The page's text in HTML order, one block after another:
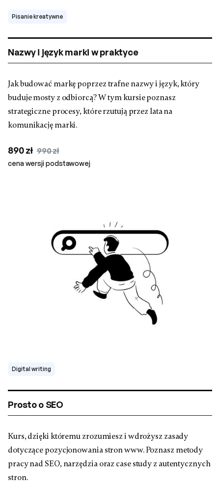
Pisanie kreatywne
Nazwy i język marki w praktyce
Jak budować markę poprzez trafne nazwy i język, który
buduje mosty z odbiorcą? W tym kursie poznasz
strategiczne procesy, które rzutują przez lata na
komunikację marki.
890 zł 990 zł
cena wersji podstawowej
Digital writing
Prosto o SEO
Kurs, dzięki któremu zrozumiesz i wdrożysz zasady
dotyczące pozycjonowania stron www. Poznasz metody
pracy nad SEO, narzędzia oraz case study z autentycznych
stron.